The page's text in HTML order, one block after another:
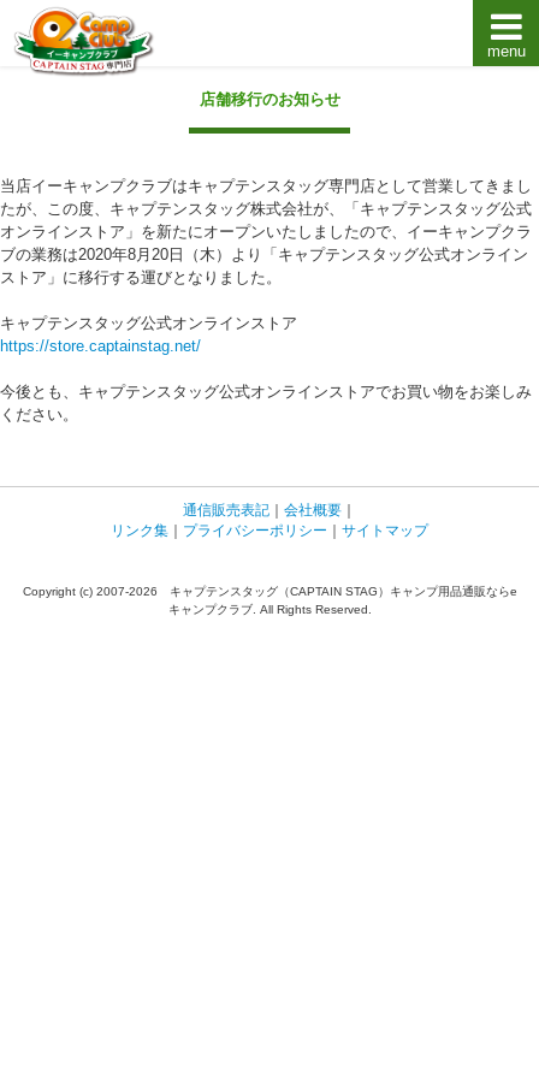
キャプテンスタッグキャンプ用品通販店【eキャンプ
menu
店舗移行のお知らせ
当店イーキャンプクラブはキャプテンスタッグ専門店として営業してきまし
たが、この度、キャプテンスタッグ株式会社が、「キャプテンスタッグ公式
オンラインストア」を新たにオープンいたしましたので、イーキャンプクラ
ブの業務は2020年8月20日（木）より「キャプテンスタッグ公式オンライン
ストア」に移行する運びとなりました。
キャプテンスタッグ公式オンラインストア
https://store.captainstag.net/
今後とも、キャプテンスタッグ公式オンラインストアでお買い物をお楽しみ
ください。
通信販売表記 ｜ 会社概要 ｜
リンク集 ｜ プライバシーポリシー ｜ サイトマップ
Copyright (c) 2007-2026 キャプテンスタッグ（CAPTAIN STAG）キャンプ用品通販ならe
キャンプクラブ. All Rights Reserved.